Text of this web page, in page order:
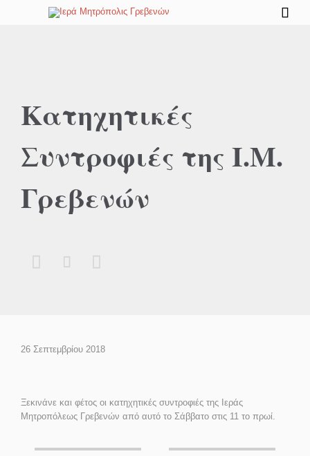

Κατηχητικές
Συντροφιές της Ι.Μ.
Γρεβενών
  
26 Σεπτεμβρίου 2018
Ξεκινάνε και φέτος οι κατηχητικές συντροφιές της Ιεράς
Μητροπόλεως Γρεβενών από αυτό το Σάββατο στις 11 το πρωί.